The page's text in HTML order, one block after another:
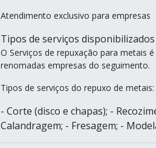
Atendimento exclusivo para empresas
Tipos de serviços disponibilizados
O Serviços de repuxação para metais
renomadas empresas do seguimento.
Tipos de serviços do repuxo de metais:
- Corte (disco e chapas); -
Calandragem; - Fresagem; -